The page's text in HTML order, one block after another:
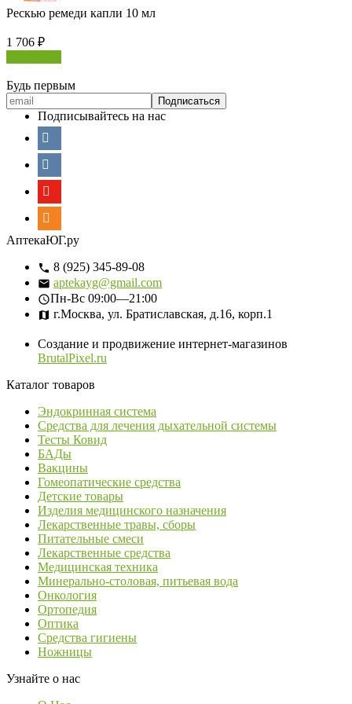
Рескью ремеди капли 10 мл
1 706 ₽
Будь первым
Подписывайтесь на нас
АптекаЮГ.ру
8 (925) 345-89-08
aptekayg@gmail.com
Пн-Вс 09:00—21:00
г.Москва, ул. Братиславская, д.16, корп.1
Создание и продвижение интернет-магазинов
BrutalPixel.ru
Каталог товаров
Эндокринная система
Средства для лечения дыхательной системы
Тесты Ковид
БАДы
Вакцины
Гомеопатические средства
Детские товары
Изделия медицинского назначения
Лекарственные травы, сборы
Питательные смеси
Лекарственные средства
Медицинская техника
Минерально-столовая, питьевая вода
Онкология
Ортопедия
Оптика
Средства гигиены
Ножницы
Узнайте о нас